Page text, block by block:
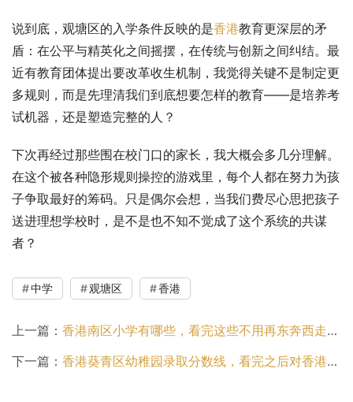
说到底，观塘区的入学条件反映的是香港教育更深层的矛
盾：在公平与精英化之间摇摆，在传统与创新之间纠结。最
近有教育团体提出要改革收生机制，我觉得关键不是制定更
多规则，而是先理清我们到底想要怎样的教育——是培养考
试机器，还是塑造完整的人？
下次再经过那些围在校门口的家长，我大概会多几分理解。
在这个被各种隐形规则操控的游戏里，每个人都在努力为孩
子争取最好的筹码。只是偶尔会想，当我们费尽心思把孩子
送进理想学校时，是不是也不知不觉成了这个系统的共谋
者？
中学 观塘区 香港
上一篇： 香港南区小学有哪些，看完这些不用再东奔西走查资料了
下一篇： 香港葵青区幼稚园录取分数线，看完之后对香港择校会有更全面的认知！